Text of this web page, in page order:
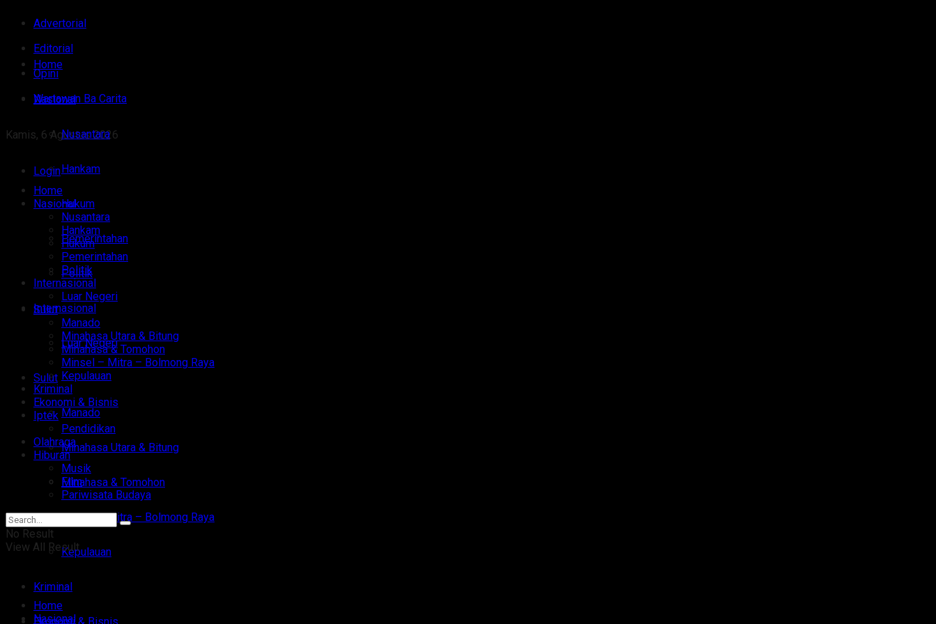
Advertorial
Editorial
Opini
Wartawan Ba Carita
Kamis, 6 Agustus 2026
Login
Home
Nasional
Nusantara
Hankam
Hukum
Pemerintahan
Politik
Internasional
Luar Negeri
Sulut
Manado
Minahasa Utara & Bitung
Minahasa & Tomohon
Minsel – Mitra – Bolmong Raya
Kepulauan
Kriminal
Home
Nasional
Nusantara
Hankam
Hukum
Pemerintahan
Politik
Internasional
Luar Negeri
Sulut
Manado
Minahasa Utara & Bitung
Minahasa & Tomohon
Minsel – Mitra – Bolmong Raya
Kepulauan
Kriminal
Ekonomi & Bisnis
Iptek
Pendidikan
Olahraga
Hiburan
Musik
Film
Pariwisata Budaya
No Result
View All Result
Home
Nasional